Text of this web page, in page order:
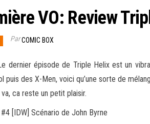
VO: Review
ParCOMIC BOX
dernier épisode de Triple Helix est un
puis des X-Men, voici qu’une sorte de
ca reste un petit plaisir.
[IDW] Scénario de John Byrne